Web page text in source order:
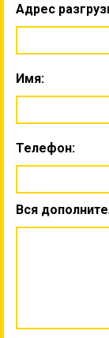
Адрес
Имя:
Телефон:
Вся